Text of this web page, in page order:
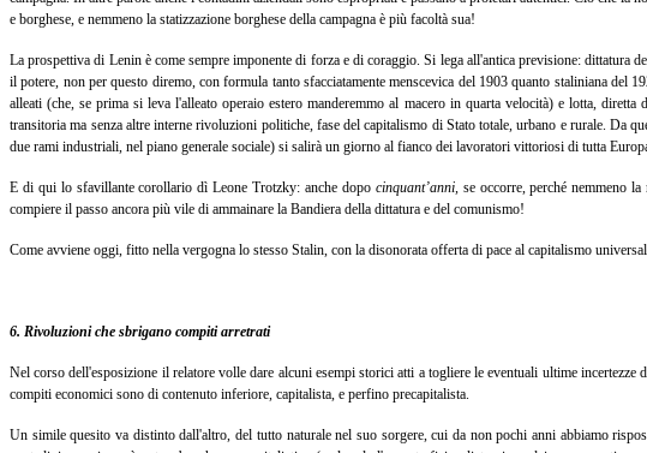
e borghese, e nemmeno la statizzazione borghese della campagna è più facoltà sua!
La prospettiva di Lenin è come sempre imponente di forza e di coraggio. Si lega all'antica previsione:
il potere, non per questo diremo, con formula tanto sfacciatamente menscevica del 1903 quanto staliniana
alleati (che, se prima si leva l'alleato operaio estero manderemmo al macero in quarta velocità) e lotta,
transitoria ma senza altre interne rivoluzioni politiche, fase del capitalismo di Stato totale, urbano e rurale.
due rami industriali, nel piano generale sociale) si salirà un giorno al fianco dei lavoratori vittoriosi di tutta
E di qui lo sfavillante corollario dì Leone Trotzky: anche dopo cinquant’anni,se occorre, perché nemmeno
compiere il passo ancora più vile di ammainare la Bandiera della dittatura e del comunismo!
Come avviene oggi, fitto nella vergogna lo stesso Stalin, con la disonorata offerta di pace al capitalismo
6. Rivoluzioni che sbrigano compiti arretrati
Nel corso dell'esposizione il relatore volle dare alcuni esempi storici atti a togliere le eventuali ultime
compiti economici sono di contenuto inferiore, capitalista, e perfino precapitalista.
Un simile quesito va distinto dall'altro, del tutto naturale nel suo sorgere, cui da non pochi anni abbiamo